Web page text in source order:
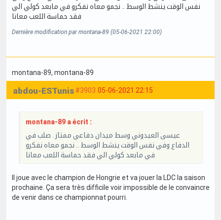
نفس الوقت ينشط الوسط .. نجمو معاه نفكرو في مابعد كولي الي
فقد حماسة اللعب معانا
Dernière modification par montana-89 (05-06-2021 22:00)
montana-89, montana-89
#3903 05-06-2021 22:15
abdou-ESTunis
montana-89 a écrit :
عيسى العيدوني وسط ميدان دفاعي ممتاز . صلب في
الدفاع وفي نفس الوقت ينشط الوسط .. نجمو معاه نفكرو
في مابعد كولي الي فقد حماسة اللعب معانا
Il joue avec le champion de Hongrie et va jouer la LDC la saison
prochaine. Ça sera très difficile voir impossible de le convaincre
de venir dans ce championnat pourri.